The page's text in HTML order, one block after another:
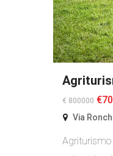
€ 800000
Via
Agriturismo